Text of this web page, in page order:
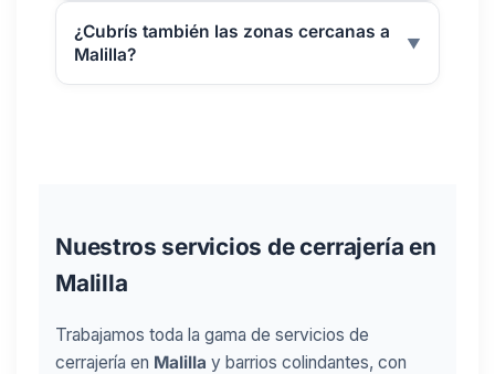
¿Cubrís también las zonas cercanas a
Malilla?
▼
Nuestros servicios de cerrajería en
Malilla
Trabajamos toda la gama de servicios de
cerrajería en Malilla y barrios colindantes, con